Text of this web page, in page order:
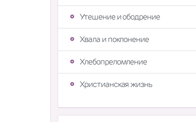
Утешение и ободрение
Хвала и поклонение
Хлебопреломление
Христианская жизнь